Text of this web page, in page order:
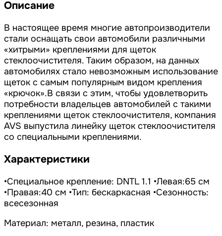
Описание
В настоящее время многие автопроизводители
стали оснащать свои автомобили различными
«хитрыми» креплениями для щеток
стеклоочистителя. Таким образом, на данных
автомобилях стало невозможным использование
щеток с самым популярным видом крепления
«крючок».В связи с этим, чтобы удовлетворить
потребности владельцев автомобилей с такими
креплениями щеток стеклоочистителя, компания
AVS выпустила линейку щеток стеклоочистителя
со специальными креплениями.
Характеристики
•Специальное крепление: DNTL 1.1 •Левая:65 см
•Правая:40 см •Тип: бескаркасная •Сезонность:
всесезонная
Материал: металл, резина, пластик